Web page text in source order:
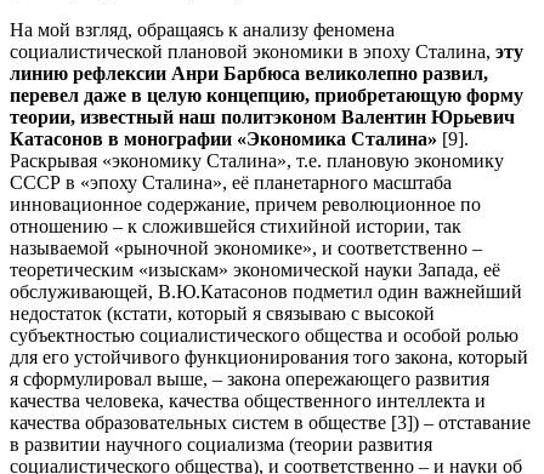
На мой взгляд, обращаясь к анализу феномена
социалистической плановой экономики в эпоху Сталина, эту
линию рефлексии Анри Барбюса великолепно развил,
перевел даже в целую концепцию, приобретающую форму
теории, известный наш политэконом Валентин Юрьевич
Катасонов в монографии «Экономика Сталина» [9].
Раскрывая «экономику Сталина», т.е. плановую экономику
СССР в «эпоху Сталина», её планетарного масштаба
инновационное содержание, причем революционное по
отношению – к сложившейся стихийной истории, так
называемой «рыночной экономике», и соответственно –
теоретическим «изыскам» экономической науки Запада, её
обслуживающей, В.Ю.Катасонов подметил один важнейший
недостаток (кстати, который я связываю с высокой
субъектностью социалистического общества и особой ролью
для его устойчивого функционирования того закона, который
я сформулировал выше, – закона опережающего развития
качества человека, качества общественного интеллекта и
качества образовательных систем в обществе [3]) – отставание
в развитии научного социализма (теории развития
социалистического общества), и соответственно – и науки об